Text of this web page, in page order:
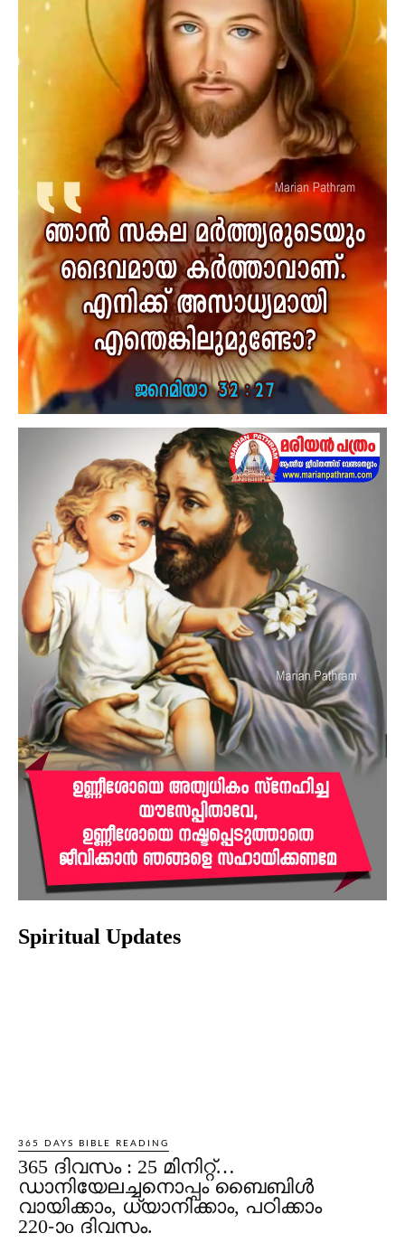
Spiritual Updates
365 DAYS BIBLE READING
365 ദിവസം : 25 മിനിറ്റ്…
ഡാനിയേലച്ചനൊപ്പം ബൈബിൾ
വായിക്കാം, ധ്യാനിക്കാം, പഠിക്കാം
220-ാo ദിവസം.